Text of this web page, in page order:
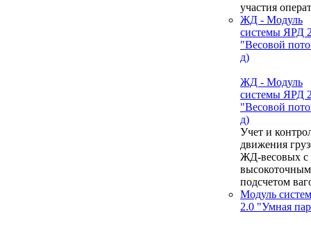
участия
ЖД - Модуль
системы ЯРД
"Весовой
д)
ЖД - Модуль
системы ЯРД
"Весовой
д)
Учет и
движения
ЖД-весовых с
высокоточным
подсчетом
Модуль
2.0 "Умная